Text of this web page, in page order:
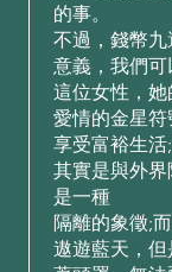
的事。
不過，錢幣
意義，我們可
這位⼥性，
愛情的⾦星
享受富裕⽣
其實是與外
是⼀種
隔離的象徵;
遨遊藍天，